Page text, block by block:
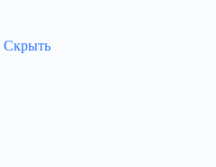
Скрыть